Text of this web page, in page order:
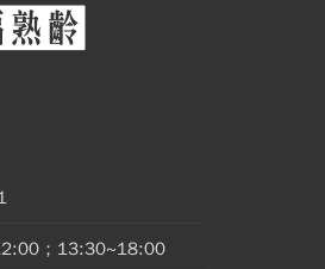
；13:30~18:00